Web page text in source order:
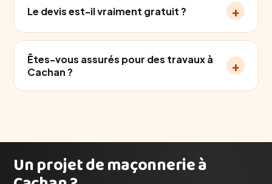
Le devis est-il vraiment gratuit ? +
Êtes-vous assurés pour des travaux à
Cachan ?
+
Un projet de maçonnerie à